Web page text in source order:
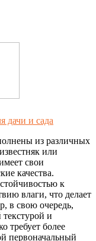
дачи и сада
из различных
или
свои
качества.
к
влаги, что делает
в свою очередь,
и
требует более
первоначальный